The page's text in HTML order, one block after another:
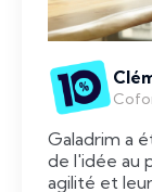
Galadrim a
de l'idée au
agilité et